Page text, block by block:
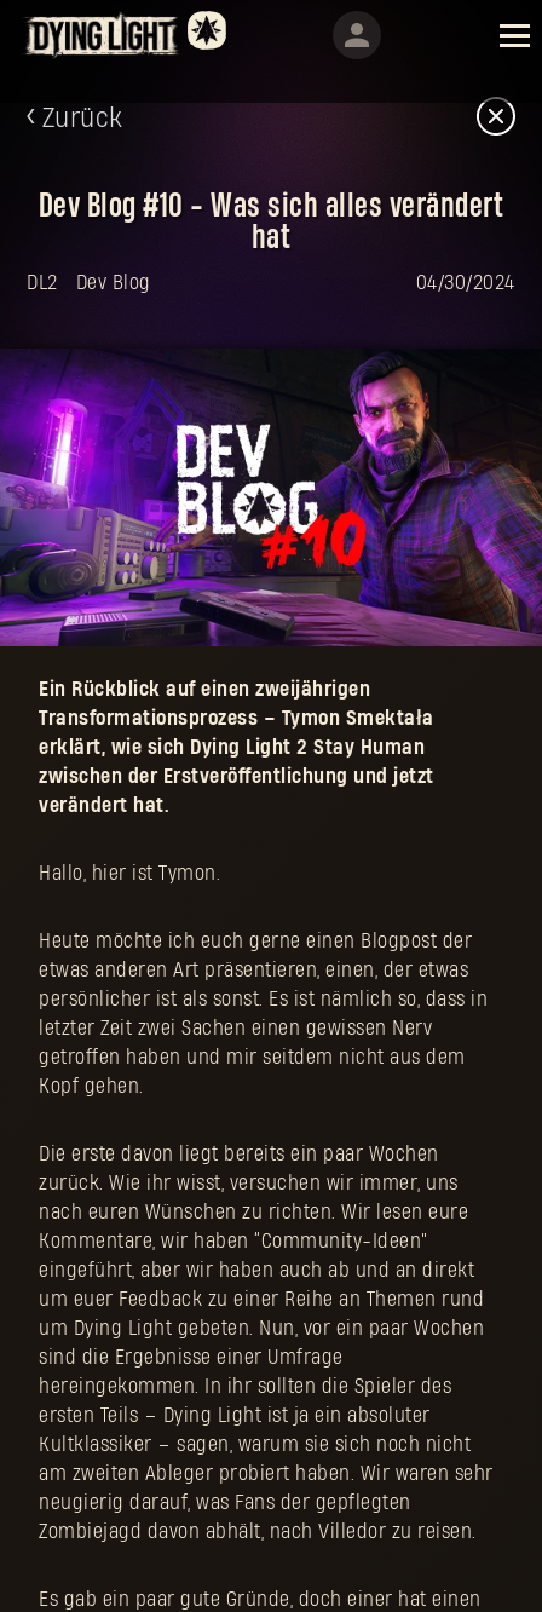
Zurück
Dev Blog #10 - Was sich alles verändert
hat
DL2 Dev Blog 04/30/2024
Ein Rückblick auf einen zweijährigen
Transformationsprozess – Tymon Smektała
erklärt, wie sich Dying Light 2 Stay Human
zwischen der Erstveröffentlichung und jetzt
verändert hat.
Hallo, hier ist Tymon.
Heute möchte ich euch gerne einen Blogpost der
etwas anderen Art präsentieren, einen, der etwas
persönlicher ist als sonst. Es ist nämlich so, dass in
letzter Zeit zwei Sachen einen gewissen Nerv
getroffen haben und mir seitdem nicht aus dem
Kopf gehen.
Die erste davon liegt bereits ein paar Wochen
zurück. Wie ihr wisst, versuchen wir immer, uns
nach euren Wünschen zu richten. Wir lesen eure
Kommentare, wir haben “Community-Ideen”
eingeführt, aber wir haben auch ab und an direkt
um euer Feedback zu einer Reihe an Themen rund
um Dying Light gebeten. Nun, vor ein paar Wochen
sind die Ergebnisse einer Umfrage
hereingekommen. In ihr sollten die Spieler des
ersten Teils – Dying Light ist ja ein absoluter
Kultklassiker – sagen, warum sie sich noch nicht
am zweiten Ableger probiert haben. Wir waren sehr
neugierig darauf, was Fans der gepflegten
Zombiejagd davon abhält, nach Villedor zu reisen.
Es gab ein paar gute Gründe, doch einer hat einen